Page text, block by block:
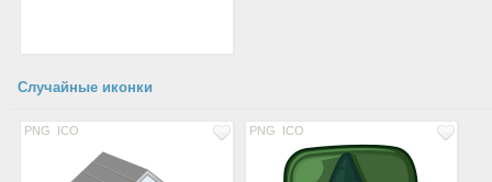
Случайные иконки
PNG ICO PNG ICO